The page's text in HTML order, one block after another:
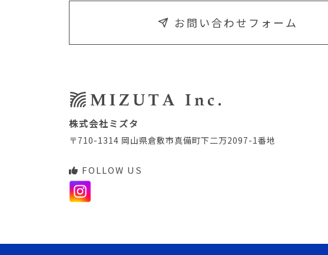
お問い合わせフォーム
株式会社ミズタ
〒710-1314 岡山県倉敷市真備町下二万2097-1番地
FOLLOW US